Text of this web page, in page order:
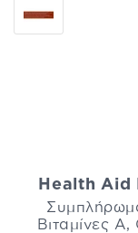
Health Aid
Βιταμίνες Α,